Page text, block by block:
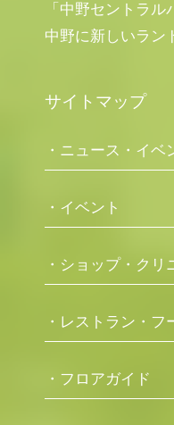
「中野セントラ
中野に新しいラン
サイトマップ
・ニュース・イベ
・イベント
・ショップ・クリ
・レストラン・フ
・フロアガイド